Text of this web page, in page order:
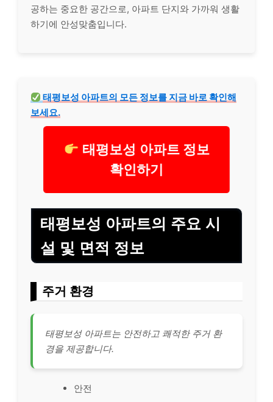
공하는 중요한 공간으로, 아파트 단지와 가까워 생활
하기에 안성맞춤입니다.
태평보성 아파트의 모든 정보를 지금 바로 확인해
보세요.
태평보성 아파트 정보
확인하기
태평보성 아파트의 주요 시
설 및 면적 정보
주거 환경
태평보성 아파트는 안전하고 쾌적한 주거 환
경을 제공합니다.
안전